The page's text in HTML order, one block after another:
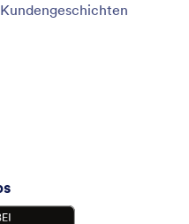
Kundengeschichten